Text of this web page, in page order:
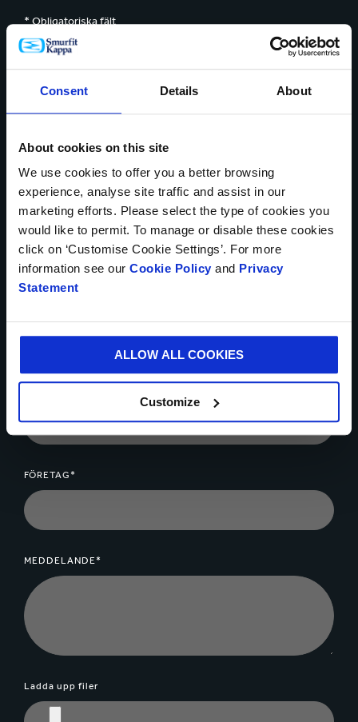
Consent Details About
About cookies on this site
We use cookies to offer you a better browsing
experience, analyse site traffic and assist in our
marketing efforts. Please select the type of cookies you
would like to permit. To manage or disable these cookies
click on ‘Customise Cookie Settings’. For more
information see our Cookie Policy and Privacy
Statement
ALLOW ALL COOKIES
Customize
* Obligatoriska fält
DITT NAMN*
TELEFONNUMMER
FÖRETAG*
MEDDELANDE*
Ladda upp filer